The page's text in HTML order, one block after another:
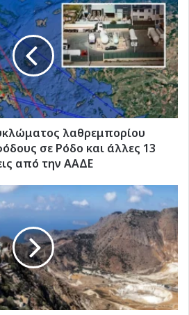
λαθρεμπορίου
σε Ρόδο και άλλες 13
από την ΑΑΔΕ